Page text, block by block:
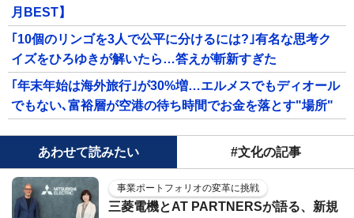
月BEST】
｢10個のリンゴを3人で公平に分けるには?｣有名な思考ク
イズをひろゆきが解いたら…答えが斬新すぎた
｢年末年始は海外旅行｣が30%増…エルメスでもディオール
でもない､富裕層が空港の待ち時間でお金を落とす"場所"
あわせて読みたい #文化の記事
事業ポートフォリオの変革に挑戦
三菱電機とAT PARTNERSが語る、新規